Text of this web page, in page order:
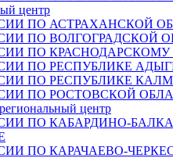
центр
ПО АСТРАХАНСКОЙ
ПО ВОЛГОГРАДСКОЙ
ПО
ПО РЕСПУБЛИКЕ
ПО РЕСПУБЛИКЕ
ПО РОСТОВСКОЙ
центр
ПО КАБАРДИНО-
ПО КАРАЧАЕВО-